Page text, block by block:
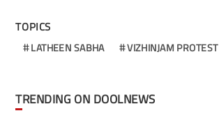
TOPICS
LATHEEN SABHA VIZHINJAM PROTEST
TRENDING ON DOOLNEWS